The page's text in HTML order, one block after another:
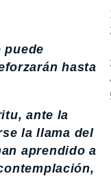
puede
hasta
ante la
la llama del
aprendido a